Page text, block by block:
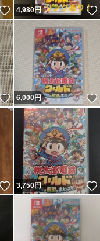
いいね！
4,980円
いいね！
6,000円
いいね！
3,750円